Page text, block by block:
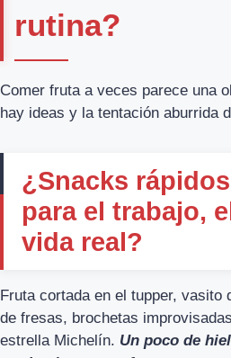
rutina?
Comer fruta a veces parece una
hay ideas y la tentación aburrida
¿Snacks
para el trabajo,
vida real?
Fruta cortada en el tupper, vasito
de fresas, brochetas
estrella Michelín. Un poco de